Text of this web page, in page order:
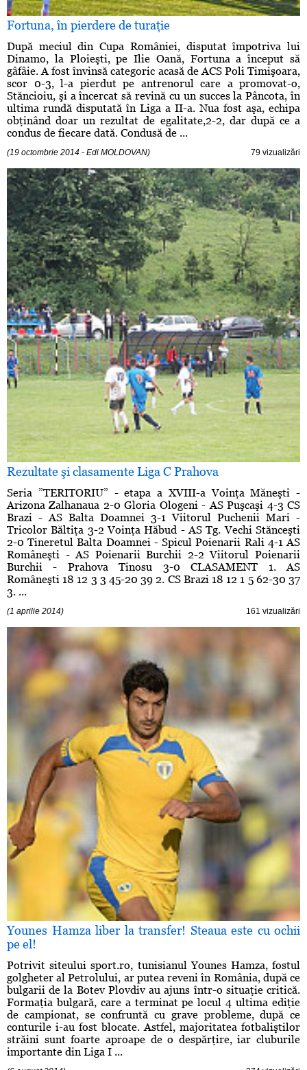
Fortuna, în pierdere de turaţie
După meciul din Cupa României, disputat împotriva lui
Dinamo, la Ploieşti, pe Ilie Oană, Fortuna a început să
gâfâie. A fost învinsă categoric acasă de ACS Poli Timişoara,
scor 0-3, l-a pierdut pe antrenorul care a promovat-o,
Stăncioiu, şi a încercat să revină cu un succes la Pâncota, în
ultima rundă disputată în Liga a II-a. Nua fost aşa, echipa
obţinând doar un rezultat de egalitate,2-2, dar după ce a
condus de fiecare dată. Condusă de ...
(19 octombrie 2014 - Edi MOLDOVAN) 79 vizualizări
Rezultate şi clasamente Liga C Prahova
Seria ”TERITORIU” - etapa a XVIII-a Voinţa Măneşti -
Arizona Zalhanaua 2-0 Gloria Ologeni - AS Puşcaşi 4-3 CS
Brazi - AS Balta Doamnei 3-1 Viitorul Puchenii Mari -
Tricolor Băltiţa 3-2 Voinţa Hăbud - AS Tg. Vechi Stănceşti
2-0 Tineretul Balta Doamnei - Spicul Poienarii Rali 4-1 AS
Româneşti - AS Poienarii Burchii 2-2 Viitorul Poienarii
Burchii - Prahova Tinosu 3-0 CLASAMENT 1. AS
Româneşti 18 12 3 3 45-20 39 2. CS Brazi 18 12 1 5 62-30 37
3. ...
(1 aprilie 2014) 161 vizualizări
Younes Hamza liber la transfer! Steaua este cu ochii
pe el!
Potrivit siteului sport.ro, tunisianul Younes Hamza, fostul
golgheter al Petrolului, ar putea reveni în România, după ce
bulgarii de la Botev Plovdiv au ajuns într-o situaţie critică.
Formaţia bulgară, care a terminat pe locul 4 ultima ediţie
de campionat, se confruntă cu grave probleme, după ce
conturile i-au fost blocate. Astfel, majoritatea fotbaliştilor
străini sunt foarte aproape de o despărţire, iar cluburile
importante din Liga I ...